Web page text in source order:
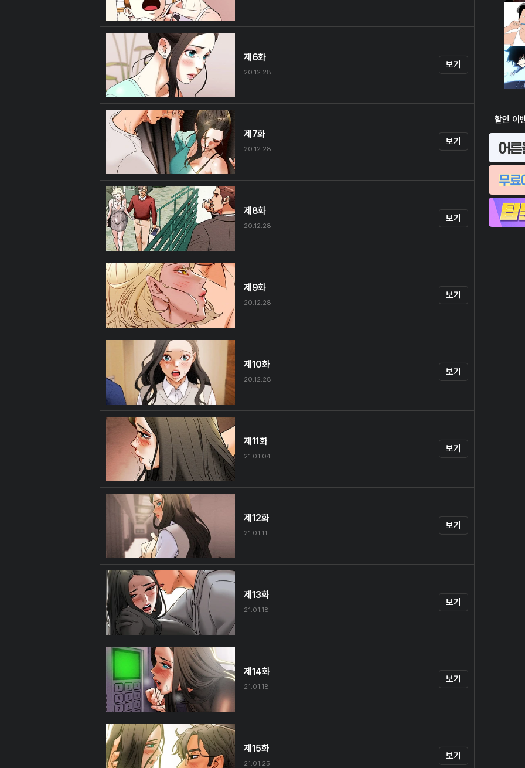
할인 이
제6화
20.12.28
보기
제7화
20.12.28
보기
제8화
20.12.28
보기
제9화
20.12.28
보기
제10화
20.12.28
보기
제11화
21.01.04
보기
제12화
21.01.11
보기
제13화
21.01.18
보기
제14화
21.01.18
보기
제15화
21.01.25
보기